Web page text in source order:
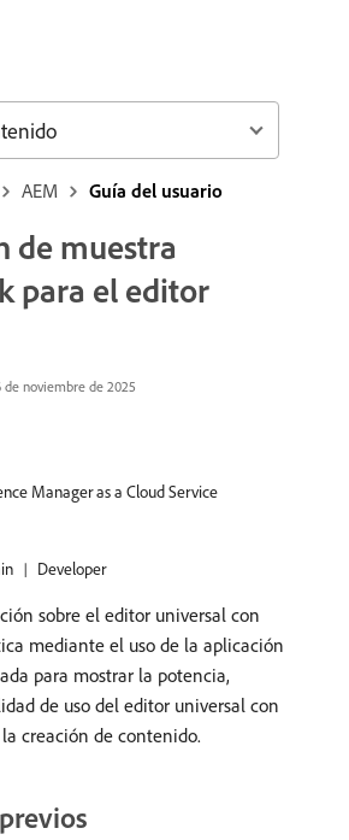
AEM Guía del usuario
de muestra
para el editor
noviembre de 2025
Manager as a Cloud Service
Developer
sobre el editor universal con
mediante el uso de la aplicación
para mostrar la potencia,
de uso del editor universal con
creación de contenido.